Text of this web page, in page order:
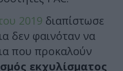
2019 διαπίστωσε
δεν φαινόταν να
που προκαλούν
εκχυλίσματος